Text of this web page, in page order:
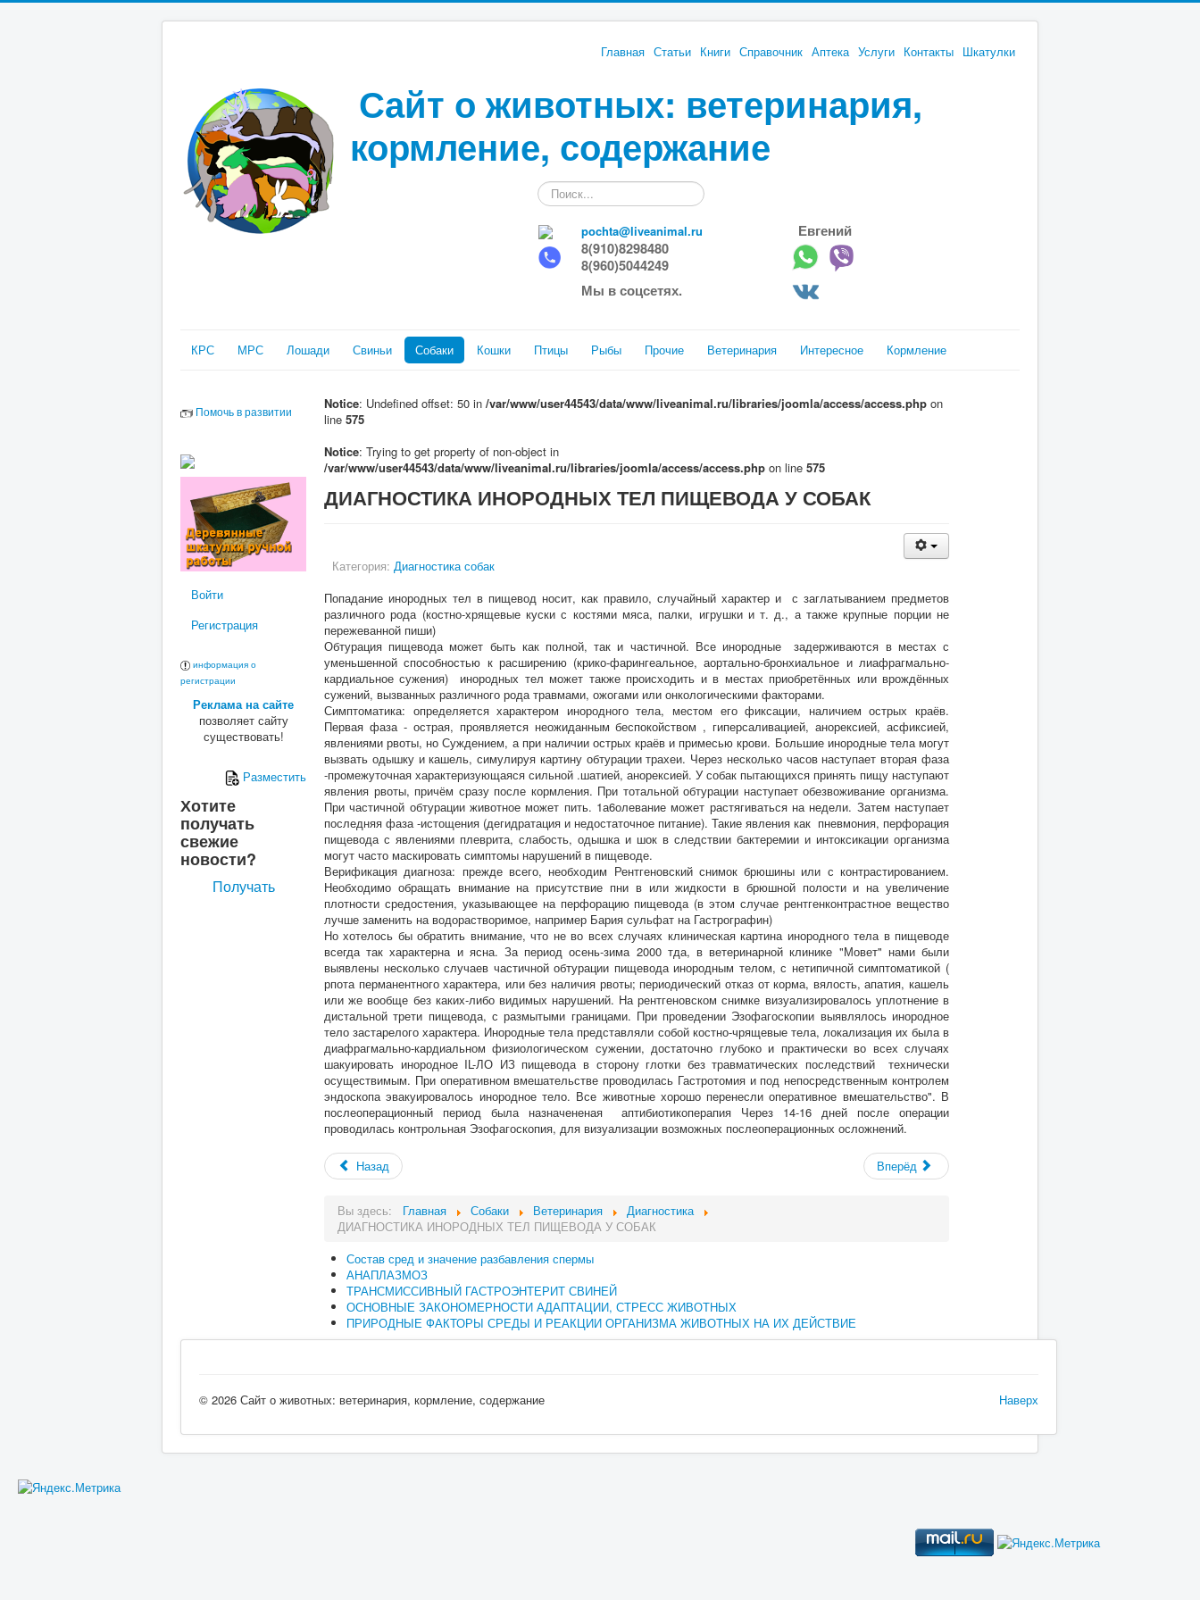
Главная Статьи Книги Справочник Аптека Услуги Контакты Шкатулки
Сайт о животных: ветеринария,
кормление, содержание
Искать...
pochta@liveanimal.ru
Евгений
8(910)8298480
8(960)5044249
Мы в соцсетях.
КРС МРС Лошади Свиньи Собаки Кошки Птицы Рыбы Прочие Ветеринария Интересное Кормление
Помочь в развитии
Войти
Регистрация
информация о
регистрации
Реклама на сайте
позволяет сайту
существовать!
Разместить
Хотите
получать
свежие
новости?
Получать
Notice: Undefined offset: 50 in /var/www/user44543/data/www/liveanimal.ru/libraries/joomla/access/access.php on
line 575
Notice: Trying to get property of non-object in
/var/www/user44543/data/www/liveanimal.ru/libraries/joomla/access/access.php on line 575
ДИАГНОСТИКА ИНОРОДНЫХ ТЕЛ ПИЩЕВОДА У СОБАК
Категория: Диагностика собак
Попадание инородных тел в пищевод носит, как правило, случайный характер и с заглатыванием предметов
различного рода (костно-хрящевые куски с костями мяса, палки, игрушки и т. д., а также крупные порции не
пережеванной пиши)
Обтурация пищевода может быть как полной, так и частичной. Все инородные задерживаются в местах с
уменьшенной способностью к расширению (крико-фарингеальное, аортально-бронхиальное и лиафрагмально-
кардиальное сужения) инородных тел может также происходить и в местах приобретённых или врождённых
сужений, вызванных различного рода травмами, ожогами или онкологическими факторами.
Симптоматика: определяется характером инородного тела, местом его фиксации, наличием острых краёв.
Первая фаза - острая, проявляется неожиданным беспокойством , гиперсаливацией, анорексией, асфиксией,
явлениями рвоты, но Суждением, а при наличии острых краёв и примесью крови. Большие инородные тела могут
вызвать одышку и кашель, симулируя картину обтурации трахеи. Через несколько часов наступает вторая фаза
-промежуточная характеризующаяся сильной .шатией, анорексией. У собак пытающихся принять пищу наступают
явления рвоты, причём сразу после кормления. При тотальной обтурации наступает обезвоживание организма.
При частичной обтурации животное может пить. 1а6олевание может растягиваться на недели. Затем наступает
последняя фаза -истощения (дегидратация и недостаточное питание). Такие явления как пневмония, перфорация
пищевода с явлениями плеврита, слабость, одышка и шок в следствии бактеремии и интоксикации организма
могут часто маскировать симптомы нарушений в пищеводе.
Верификация диагноза: прежде всего, необходим Рентгеновский снимок брюшины или с контрастированием.
Необходимо обращать внимание на присутствие пни в или жидкости в брюшной полости и на увеличение
плотности средостения, указывающее на перфорацию пищевода (в этом случае рентгенконтрастное вещество
лучше заменить на водорастворимое, например Бария сульфат на Гастрографин)
Но хотелось бы обратить внимание, что не во всех случаях клиническая картина инородного тела в пищеводе
всегда так характерна и ясна. За период осень-зима 2000 тда, в ветеринарной клинике "Мовет" нами были
выявлены несколько случаев частичной обтурации пищевода инородным телом, с нетипичной симптоматикой (
рпота перманентного характера, или без наличия рвоты; периодический отказ от корма, вялость, апатия, кашель
или же вообще без каких-либо видимых нарушений. На рентгеновском снимке визуализировалось уплотнение в
дистальной трети пищевода, с размытыми границами. При проведении Эзофагоскопии выявлялось инородное
тело застарелого характера. Инородные тела представляли собой костно-чрящевые тела, локализация их была в
диафрагмально-кардиальном физиологическом сужении, достаточно глубоко и практически во всех случаях
шакуировать инородное IL-ЛО ИЗ пищевода в сторону глотки без травматических последствий технически
осуществимым. При оперативном вмешательстве проводилась Гастротомия и под непосредственным контролем
эндоскопа эвакуировалось инородное тело. Все животные хорошо перенесли оперативное вмешательство". В
послеоперационный период была назначененая аптибиотикоперапия Через 14-16 дней после операции
проводилась контрольная Эзофагоскопия, для визуализации возможных послеоперационных осложнений.
Назад Вперёд
Вы здесь: Главная Собаки Ветеринария
Диагностика
ДИАГНОСТИКА ИНОРОДНЫХ ТЕЛ ПИЩЕВОДА У СОБАК
Состав сред и значение разбавления спермы
АНАПЛАЗМОЗ
ТРАНСМИССИВНЫЙ ГАСТРОЭНТЕРИТ СВИНЕЙ
ОСНОВНЫЕ ЗАКОНОМЕРНОСТИ АДАПТАЦИИ, СТРЕСС ЖИВОТНЫХ
ПРИРОДНЫЕ ФАКТОРЫ СРЕДЫ И РЕАКЦИИ ОРГАНИЗМА ЖИВОТНЫХ НА ИХ ДЕЙСТВИЕ
Наверх
© 2026 Сайт о животных: ветеринария, кормление, содержание